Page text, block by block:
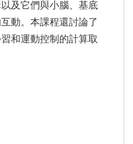
及它們與小腦、基底
動。本課程還討論了
和運動控制的計算取